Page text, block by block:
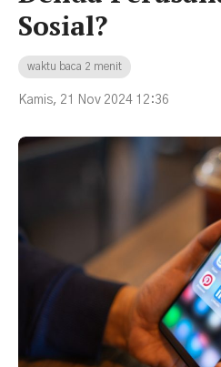
Sosial?
waktu baca 2 menit
Kamis, 21 Nov 2024 12:36